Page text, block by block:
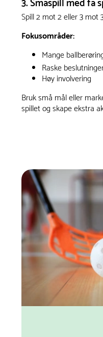
Spill 2 mot 2 eller 3 mot
Fokusområder:
Mange
Raske
Høy involvering
Bruk små mål eller
spillet og skape ekstra